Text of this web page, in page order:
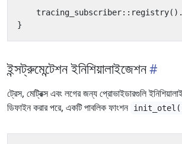
tracing_subscriber:: registry().
}
ইন্সট্রুমেন্টেশন ইনিশিয়ালাইজেশন
ট্রেস, মেট্রিক্স এবং লগের জন্য প্রোভাইডারগুলি
ডিফাইন করার পরে, একটি পাবলিক ফাংশন